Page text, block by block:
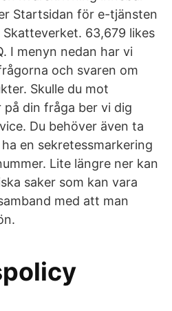
Startsidan för e-tjänsten
63,679 likes
I menyn nedan har vi
och svaren om
Skulle du mot
din fråga ber vi dig
Du behöver även ta
en sekretessmarkering
Lite längre ner kan
saker som kan vara
med att man